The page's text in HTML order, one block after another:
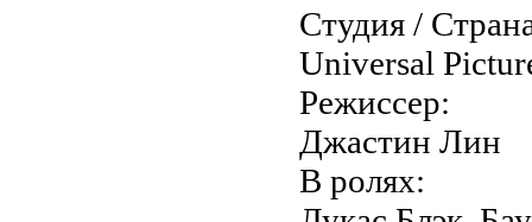
Студия /
Universal
Режиссер:
Джастин Лин
В ролях: